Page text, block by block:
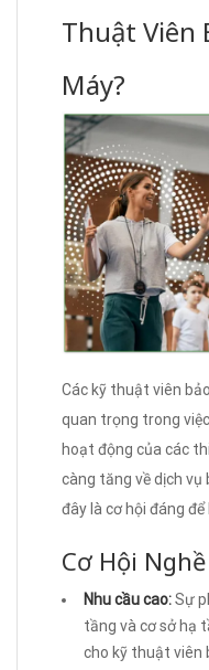
Thuật Viên
Máy?
Các kỹ thuật viên
quan trọng trong
hoạt động của các
càng tăng về dịch vụ
đây là cơ hội đáng để
Cơ Hội
Nhu cầu cao:Sự
tầng và cơ sở hạ
cho kỹ thuật viên